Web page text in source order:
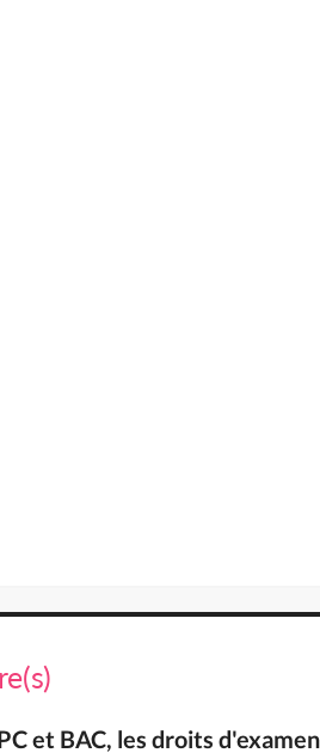
et BAC, les droits